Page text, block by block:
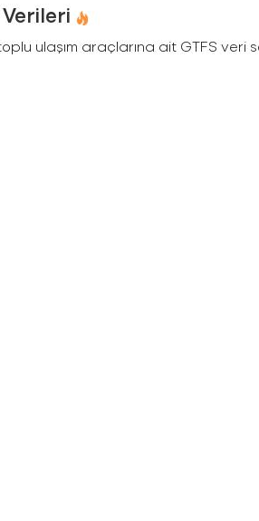
ulaşım araçlarına ait GTFS veri